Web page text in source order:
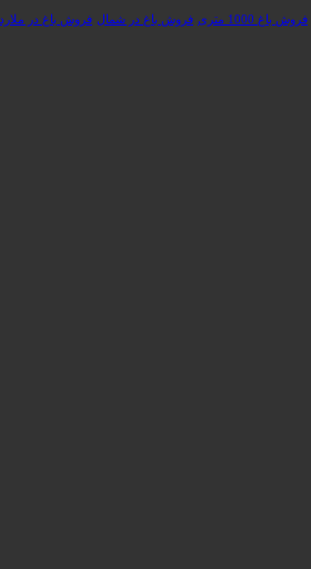
فروش باغ 1000 متری فروش باغ در شمال فروش باغ در ملارد